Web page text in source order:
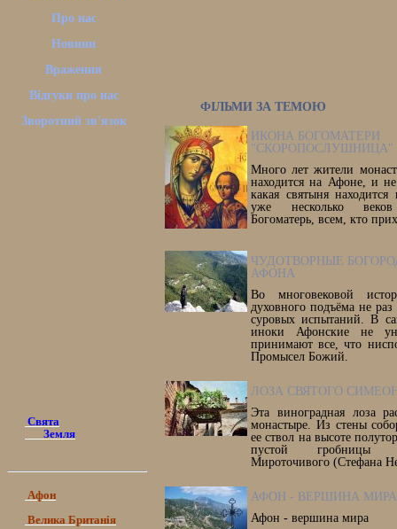
Про нас
Новини
Враження
Відгуки про нас
Зворотний зв'язок
Свята
Земля
Афон
Велика Британія
ФІЛЬМИ ЗА ТЕМОЮ
ИКОНА БОГОМАТЕРИ
"СКОРОПОСЛУШНИЦА"
Много лет жители
находится на Афоне, и
какая святыня
уже несколько
Богоматерь, всем, кто
ЧУДОТВОРНЫЕ
АФОНА
Во многовековой
духовного подъёма не
суровых испытаний. В
иноки Афонские не
принимают все, что
Промысел Божий.
ЛОЗА СВЯТОГО
Эта виноградная лоза
монастыре. Из стены
ее ствол на высоте
пустой гробницы
Мироточивого (Стефана
АФОН - ВЕРШИНА МИРА
Афон - вершина мира